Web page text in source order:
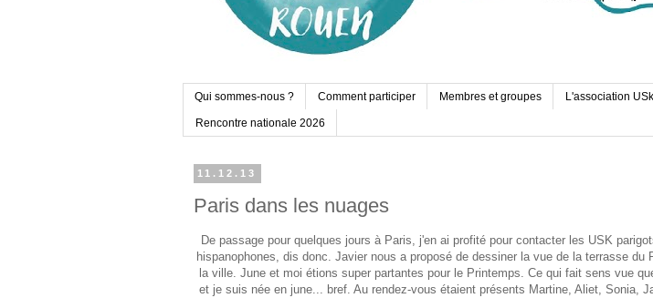
Qui sommes-nous ? Comment participer Membres et groupes L'association
Rencontre nationale 2026
11.12.13
Paris dans les nuages
De passage pour quelques jours à Paris, j'en ai profité pour contacter les USK
hispanophones, dis donc. Javier nous a proposé de dessiner la vue de la terrasse
la ville. June et moi étions super partantes pour le Printemps. Ce qui fait sens vue
et je suis née en june... bref. Au rendez-vous étaient présents Martine, Aliet, Sonia,